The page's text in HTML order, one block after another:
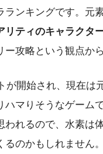
ランキングです。元
リティのキャラクタ
攻略という観点か
が開始され、現在は
ハマりそうなゲーム
われるので、水素は
るのかもしれません